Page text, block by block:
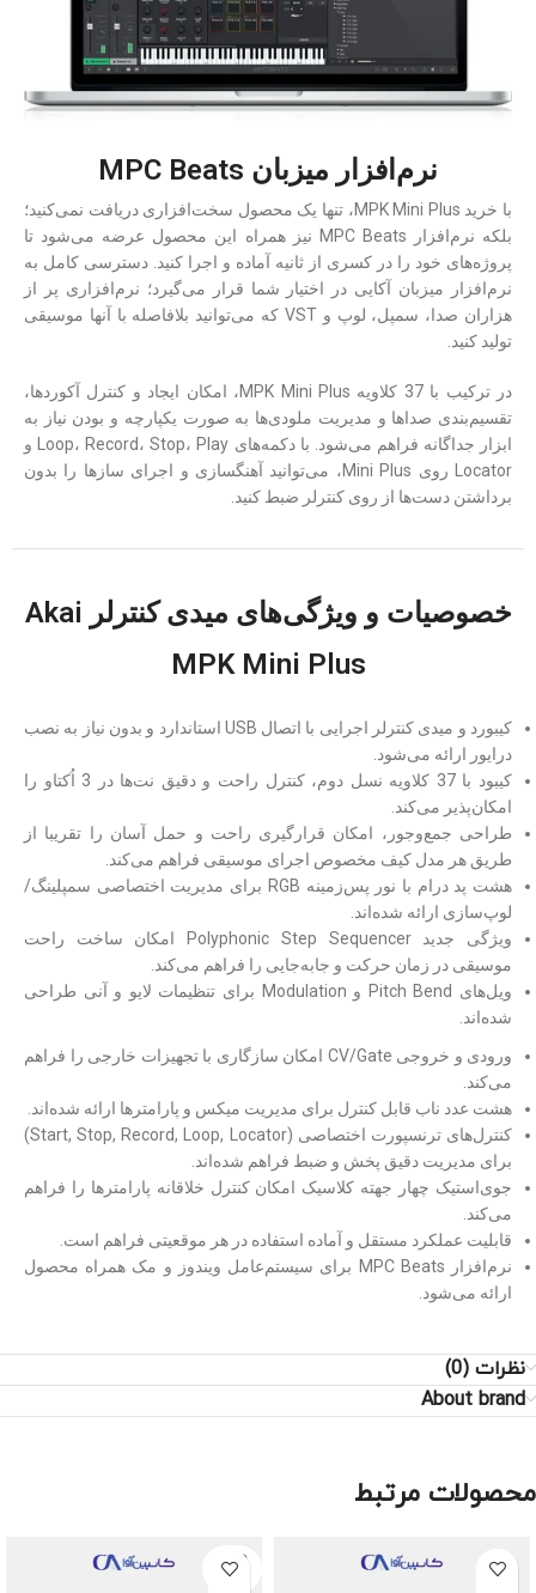
نرم‌افزار میزبان MPC Beats
با خرید MPK Mini Plus، تنها یک محصول سخت‌افزاری دریافت نمی‌کنید؛
بلکه نرم‌افزار MPC Beats نیز همراه این محصول عرضه می‌شود تا
پروژه‌های خود را در کسری از ثانیه آماده و اجرا کنید. دسترسی کامل به
نرم‌افزار میزبان آکایی در اختیار شما قرار می‌گیرد؛ نرم‌افزاری پر از
هزاران صدا، سمپل، لوپ و VST که می‌توانید بلافاصله با آنها موسیقی
تولید کنید.
در ترکیب با 37 کلاویه MPK Mini Plus، امکان ایجاد و کنترل آکوردها،
تقسیم‌بندی صداها و مدیریت ملودی‌ها به صورت یکپارچه و بودن نیاز به
ابزار جداگانه فراهم می‌شود. با دکمه‌های Loop، Record، Stop، Play و
Locator روی Mini Plus، می‌توانید آهنگسازی و اجرای سازها را بدون
برداشتن دست‌ها از روی کنترلر ضبط کنید.
خصوصیات و ویژگی‌های میدی کنترلر Akai
MPK Mini Plus
کیبورد و میدی کنترلر اجرایی با اتصال USB استاندارد و بدون نیاز به نصب
درایور ارائه می‌شود.
کیبود با 37 کلاویه نسل دوم، کنترل راحت و دقیق نت‌ها در 3 اُکتاو را
امکان‌پذیر می‌کند.
طراحی جمع‌وجور، امکان قرارگیری راحت و حمل آسان را تقریبا از
طریق هر مدل کیف مخصوص اجرای موسیقی فراهم می‌کند.
هشت پد درام با نور پس‌زمینه RGB برای مدیریت اختصاصی سمپلینگ/
لوپ‌سازی ارائه شده‌اند.
ویژگی جدید Polyphonic Step Sequencer امکان ساخت راحت
موسیقی در زمان حرکت و جابه‌جایی را فراهم می‌کند.
ویل‌های Pitch Bend و Modulation برای تنظیمات لایو و آنی طراحی
شده‌اند.
ورودی و خروجی CV/Gate امکان سازگاری با تجهیزات خارجی را فراهم
می‌کند.
هشت عدد ناب قابل کنترل برای مدیریت میکس و پارامترها ارائه شده‌اند.
کنترل‌‎های ترنسپورت اختصاصی (Start, Stop, Record, Loop, Locator)
برای مدیریت دقیق پخش و ضبط فراهم شده‌اند.
جوی‌استیک چهار جهته کلاسیک امکان کنترل خلاقانه پارامترها را فراهم
می‌کند.
قابلیت عملکرد مستقل و آماده استفاده در هر موقعیتی فراهم است.
نرم‌افزار MPC Beats برای سیستم‌عامل ویندوز و مک همراه محصول
ارائه می‌شود.
نظرات (0)
About brand
محصولات مرتبط
SOLD
OUT